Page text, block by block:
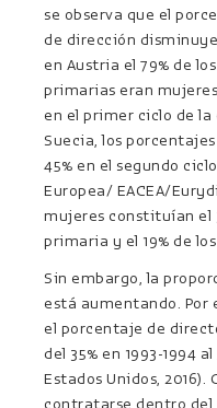
se observa que el
de dirección
en Austria el 79% de
primarias eran
en el primer ciclo de la
Suecia, los
45% en el segundo
Europea/ EACEA/
mujeres constituían el
primaria y el 19% de
Sin embargo, la
está aumentando. Por
el porcentaje de
del 35% en 1993-1994 al
Estados Unidos, 2016).
contratarse dentro del